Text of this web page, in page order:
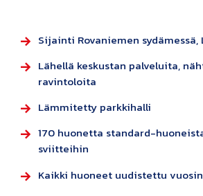
Sijainti Rovaniemen
Lähellä keskustan palveluita,
ravintoloita
Lämmitetty parkkihalli
170 huonetta standard-
sviitteihin
Kaikki huoneet uudistettu